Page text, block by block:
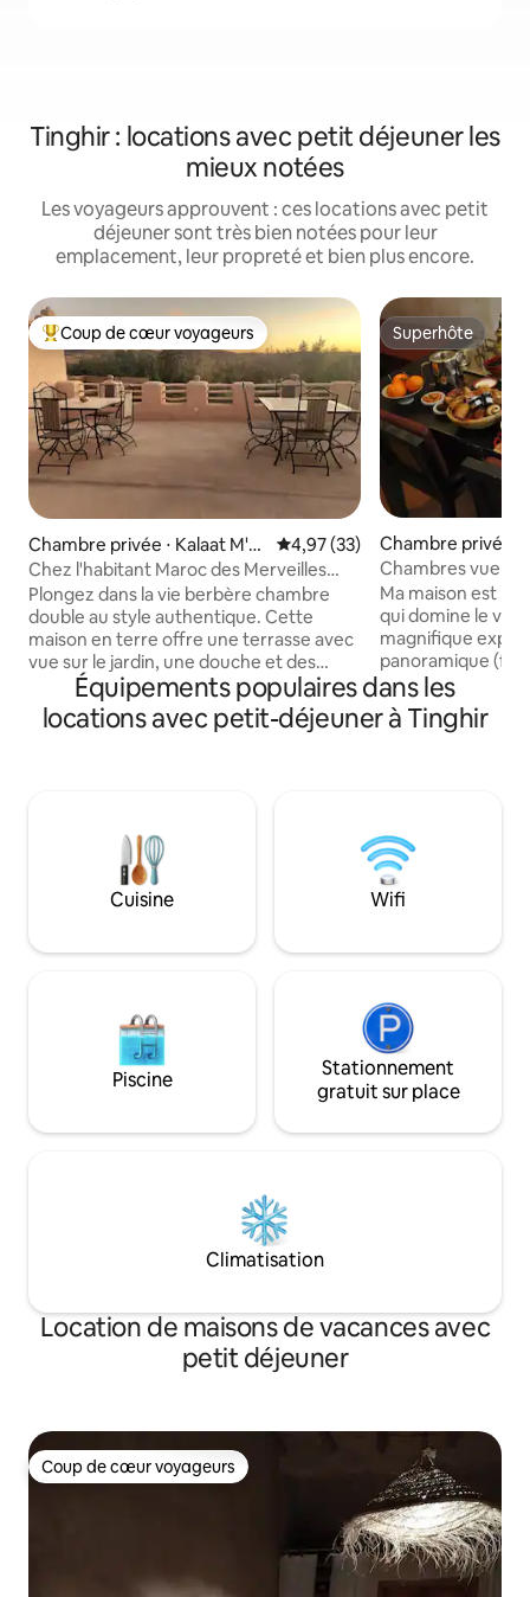
Tinghir : locations avec petit déjeuner les
mieux notées
Les voyageurs approuvent : ces locations avec petit
déjeuner sont très bien notées pour leur
emplacement, leur propreté et bien plus encore.
Coups de cœur voyageurs les plus appréciés
Coup de cœur voyageurs
Chambre privée ⋅ Kalaat M'G
ouna
Évaluation moyenne sur la
4,97 (33)
Chez l'habitant Maroc des Merveilles
Kelaat Mgouna
Plongez dans la vie berbère chambre
double au style authentique. Cette
maison en terre offre une terrasse avec
vue sur le jardin, une douche et des
toilettes privées pour votre confort.
Admirez les étoiles, le coucher du soleil
et découvrez la vie villageoise.
marocains doivent présenter un acte de
mariage. Cette règle ne s’applique pas
aux étrangers.
Superhôte
Superhôte
Chambre privée ⋅
Dades
Chambres vue
Ma maison est
qui domine le
magnifique
panoramique
de singes...), loin
calme en coupe
accueille dans
randonnees a
à faire avec ou
Équipements populaires dans les
locations avec petit-déjeuner à Tinghir
Cuisine Wifi
Piscine
Stationnement
gratuit sur place
Climatisation
Location de maisons de vacances avec
petit déjeuner
Coup de cœur voyageurs
Coup de cœur voyageurs